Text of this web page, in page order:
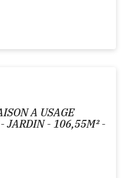
A USAGE
JARDIN - 106,55M² -